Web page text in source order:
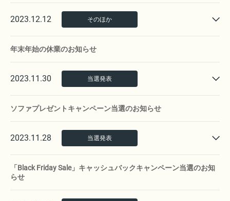
2023.12.12 そのほか
年末年始の休業のお知らせ
2023.11.30 当選発表
ソファプレゼントキャンペーン当選のお知らせ
2023.11.28 当選発表
「Black Friday Sale」キャッシュバックキャンペーン当選のお知
らせ